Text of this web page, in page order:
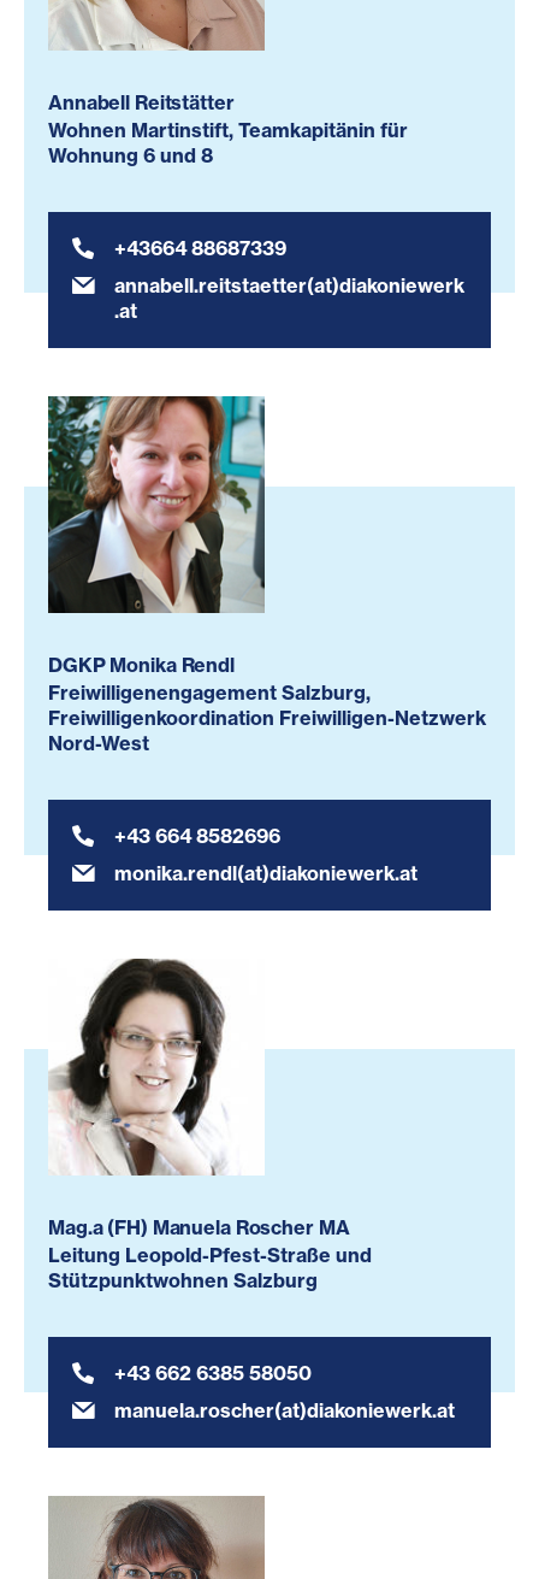
Annabell Reitstätter
Wohnen Martinstift, Teamkapitänin für
Wohnung 6 und 8
+43664 88687339
annabell.reitstaetter(at)diakoniewerk
.at
DGKP Monika Rendl
Freiwilligenengagement Salzburg,
Freiwilligenkoordination Freiwilligen-Netzwerk
Nord-West
+43 664 8582696
monika.rendl(at)diakoniewerk.at
Mag.a (FH) Manuela Roscher MA
Leitung Leopold-Pfest-Straße und
Stützpunktwohnen Salzburg
+43 662 6385 58050
manuela.roscher(at)diakoniewerk.at